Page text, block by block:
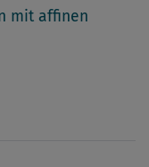
mit affinen